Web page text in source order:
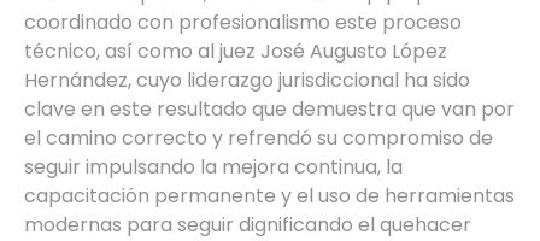
coordinado con profesionalismo este proceso
técnico, así como al juez José Augusto López
Hernández, cuyo liderazgo jurisdiccional ha sido
clave en este resultado que demuestra que van por
el camino correcto y refrendó su compromiso de
seguir impulsando la mejora continua, la
capacitación permanente y el uso de herramientas
modernas para seguir dignificando el quehacer